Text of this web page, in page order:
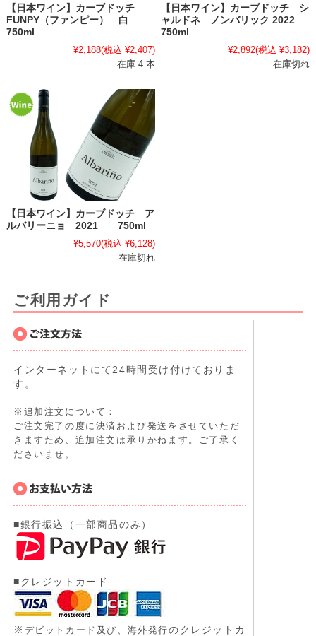
【日本ワイン】カーブドッチ
FUNPY（ファンピー） 白
750ml
¥2,188(税込 ¥2,407)
在庫 4 本
【日本ワイン】カーブドッチ シ
ャルドネ ノンバリック 2022
750ml
¥2,892(税込 ¥3,182)
在庫切れ
【日本ワイン】カーブドッチ ア
ルバリーニョ 2021 750ml
¥5,570(税込 ¥6,128)
在庫切れ
ご利用ガイド
インターネットにて24時間受け付けておりま
す。
※追加注文について：
ご注文完了の度に決済および発送をさせていただ
きますため、追加注文は承りかねます。ご了承く
ださいませ。
■銀行振込（一部商品のみ）
■クレジットカード
※ デビットカード及び、 海外発行のクレジットカ